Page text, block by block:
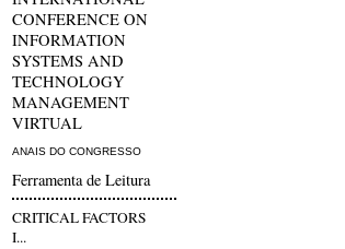
CONFERENCE ON
INFORMATION
SYSTEMS AND
TECHNOLOGY
MANAGEMENT
VIRTUAL
ANAIS DO CONGRESSO
Ferramenta de Leitura
CRITICAL FACTORS
I...